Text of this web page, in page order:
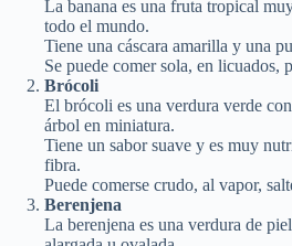
La banana es una fruta tropical
todo el mundo.
Tiene una cáscara amarilla y una
Se puede comer sola, en licuados,
Brócoli
El brócoli es una verdura verde
árbol en miniatura.
Tiene un sabor suave y es muy
fibra.
Puede comerse crudo, al vapor,
Berenjena
La berenjena es una verdura de